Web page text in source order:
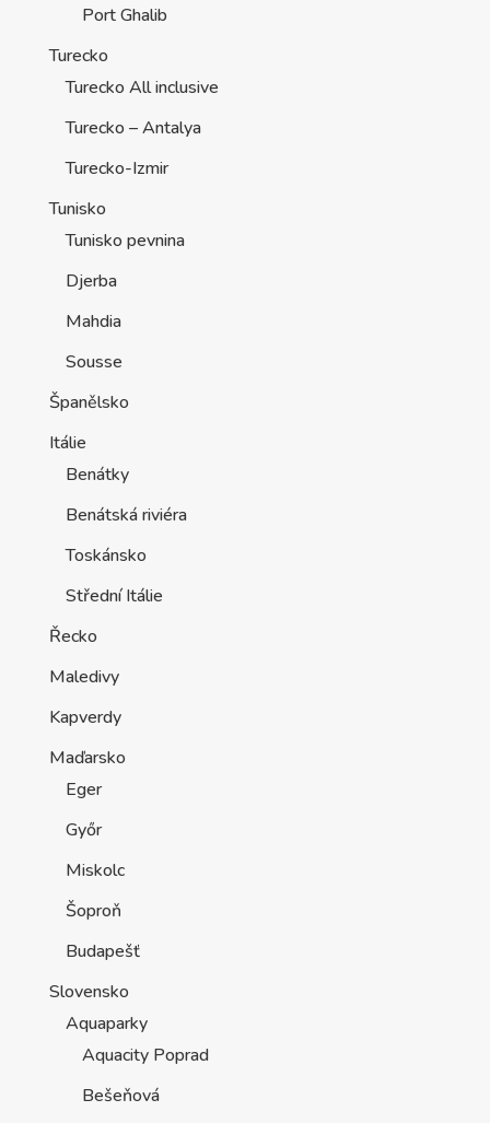
Port Ghalib
Turecko
Turecko All inclusive
Turecko – Antalya
Turecko-Izmir
Tunisko
Tunisko pevnina
Djerba
Mahdia
Sousse
Španělsko
Itálie
Benátky
Benátská riviéra
Toskánsko
Střední Itálie
Řecko
Maledivy
Kapverdy
Maďarsko
Eger
Győr
Miskolc
Šoproň
Budapešť
Slovensko
Aquaparky
Aquacity Poprad
Bešeňová